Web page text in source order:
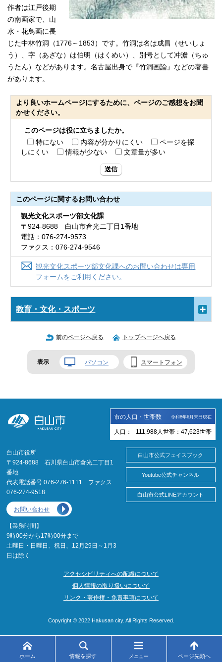
作者は江戸後期
の南画家で、山
水・花鳥画に長
じた中林竹洞（1776～1853）です。竹洞は名は成昌（せいしょ
う）、字（あざな）は伯明（はくめい）、別号として冲澹（ちゅ
うたん）などがあります。名古屋出身で『竹洞画論』などの著書
があります。
より良いホームページにするために、ページのご感想をお聞
かせください。
このページは役に立ちましたか。
特にない
内容が分かりにくい
ページを探
しにくい
情報が少ない 文章量が多い
送信
このページに関するお問い合わせ
観光文化スポーツ部文化課
〒924-8688 白山市倉光二丁目1番地
電話：076-274-9573
ファクス：076-274-9546
観光文化スポーツ部文化課へのお問い合わせは専用
フォームをご利用ください。
教育・文化・スポーツ
前のページへ戻る トップページへ戻る
表示 パソコン スマートフォン
ホーム 情報を探す メニュー ページ先頭へ
市の人口・世帯数 令和8年6月末日現在
人口： 111,988 人 世帯： 47,623世帯
白山市役所
〒924-8688 石川県白山市倉光二丁目1
番地
代表電話番号 076-276-1111 ファクス
076-274-9518
お問い合わせ
【業務時間】
9時00分から17時00分まで
土曜日・日曜日、祝日、12月29日～1月3
日は除く
白山市公式フェイスブック
Youtube公式チャンネル
白山市公式LINEアカウント
アクセシビリティへの配慮について
個人情報の取り扱いについて
リンク・著作権・免責事項について
Copyright © 2022 Hakusan city. All Rights Reserved.